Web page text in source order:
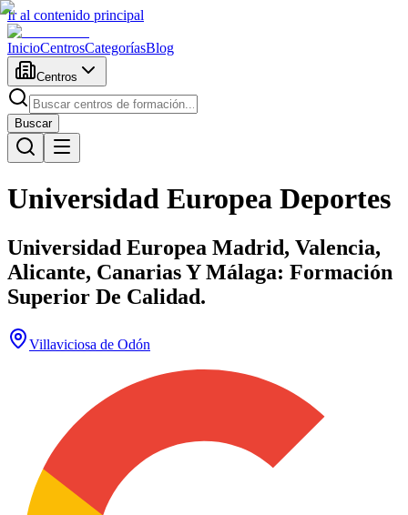
Ir al contenido principal
InicioCentrosCategoríasBlog
Centros
Buscar
Universidad Europea Deportes
Universidad Europea Madrid, Valencia,
Alicante, Canarias Y Málaga: Formación
Superior De Calidad.
Villaviciosa de Odón